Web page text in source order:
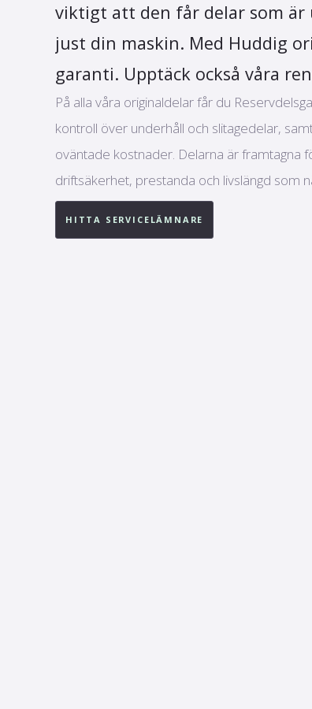
viktigt att den får delar som är
just din maskin. Med Huddig
garanti. Upptäck också våra
På alla våra originaldelar får du
kontroll över underhåll och slitagedelar,
oväntade kostnader. Delarna är framtagna
driftsäkerhet, prestanda och livslängd som
HITTA SERVICELÄMNARE